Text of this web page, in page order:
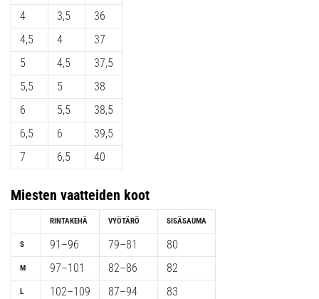
4
4,5
5
5,5
6
6,5
7
3,5
4
4,5
5
5,5
6
6,5
36
37
37,5
38
38,5
39,5
40
Miesten vaatteiden koot
S
M
L
RINTAKEHÄ
91–96
97–101
102–109
VYÖTÄRÖ
79–81
82–86
87–94
SISÄSAUMA
80
82
83